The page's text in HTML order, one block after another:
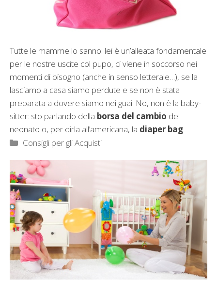
Tutte le mamme lo sanno: lei è un’alleata fondamentale
per le nostre uscite col pupo, ci viene in soccorso nei
momenti di bisogno (anche in senso letterale…), se la
lasciamo a casa siamo perdute e se non è stata
preparata a dovere siamo nei guai. No, non è la baby-
sitter: sto parlando della borsa del cambio del
neonato o, per dirla all’americana, la diaper bag.
Categorie
Consigli per gli Acquisti